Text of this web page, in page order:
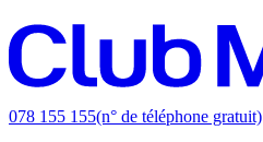
078 155 155(n° de téléphone gratuit)